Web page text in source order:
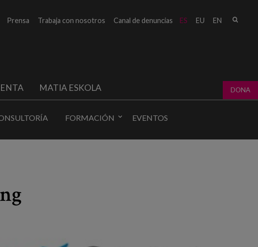
ES EU EN
Prensa Trabaja con nosotros Canal de denuncias
MATIA ESKOLA DONA
FORMACIÓN EVENTOS